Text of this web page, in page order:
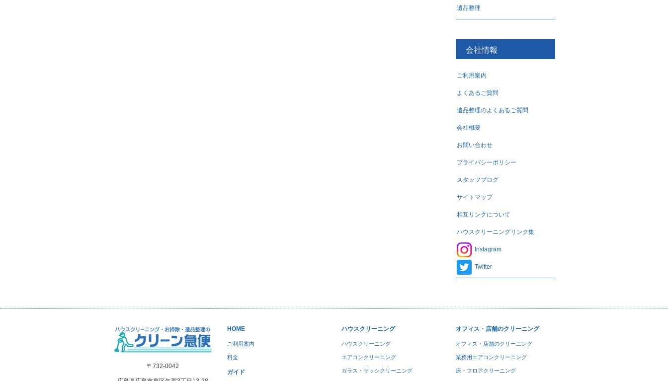
遺品整理
会社情報
ご利用案内
よくあるご質問
遺品整理のよくあるご質問
会社概要
お問い合わせ
プライバシーポリシー
スタッフブログ
サイトマップ
相互リンクについて
ハウスクリーニングリンク集
Instagram
Twitter
〒732-0042
HOME
ご利用案内
料金
ガイド
ハウスクリーニング
ハウスクリーニング
エアコンクリーニング
ガラス・サッシクリーニング
オフィス・店舗のクリーニング
オフィス・店舗のクリー二ング
業務用エアコンクリーニング
床・フロアクリーニング